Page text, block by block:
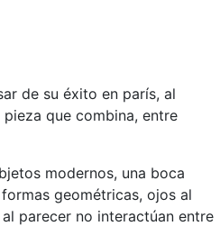
de su éxito en parís, al
que combina, entre
modernos, una boca
geométricas, ojos al
parecer no interactúan entre